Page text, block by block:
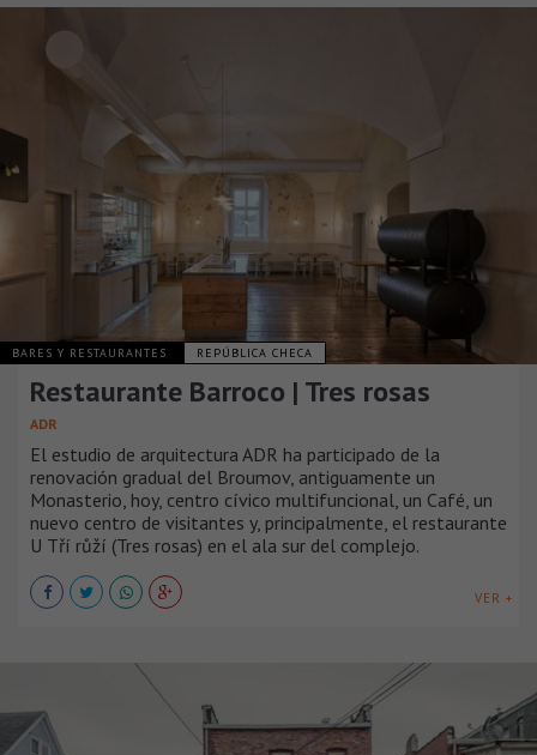
BARES Y RESTAURANTES REPÚBLICA CHECA
Restaurante Barroco | Tres rosas
ADR
El estudio de arquitectura ADR ha participado de la
renovación gradual del Broumov, antiguamente un
Monasterio, hoy, centro cívico multifuncional, un Café, un
nuevo centro de visitantes y, principalmente, el restaurante
U Tří růží (Tres rosas) en el ala sur del complejo.
VER +